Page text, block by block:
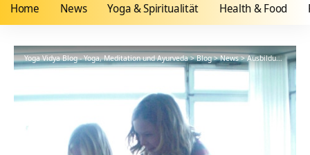
Home News Yoga & Spiritualität Health & Food
Yoga Vidya Blog - Yoga, Meditation und Ayurveda>Blog>News>Ausbildungen >